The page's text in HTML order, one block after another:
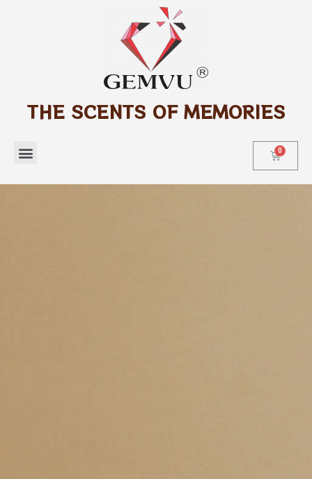
THE SCENTS OF MEMORIES